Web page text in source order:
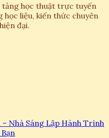
học thuật trực tuyến
liệu, kiến thức chuyên
đại.
Nhà Sáng Lập Hành Trình